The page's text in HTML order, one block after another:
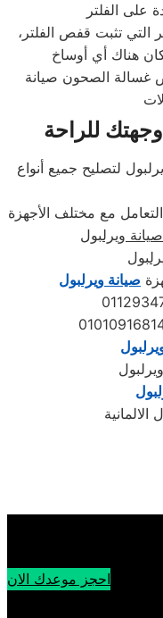
تثبت قفص الفلتر،
غسالة الصحون صيانة
للراحة
لتصليح جميع أنواع
مع مختلف الأجهزة
صيانة ويرلبول
صيانة ويرلبول
احجز موعدك الان